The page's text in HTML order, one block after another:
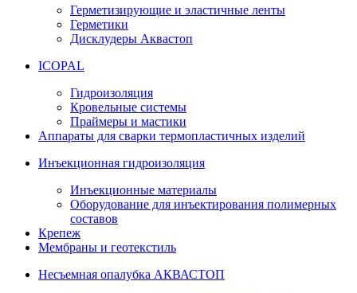
Герметизирующие и эластичные ленты
Герметики
Дисклудеры Аквастоп
ICOPAL
Гидроизоляция
Кровельные системы
Праймеры и мастики
Аппараты для сварки термопластичных изделий
Инъекционная гидроизоляция
Инъекционные материалы
Оборудование для инъектирования полимерных
составов
Крепеж
Мембраны и геотекстиль
Несъемная опалубка АКВАСТОП